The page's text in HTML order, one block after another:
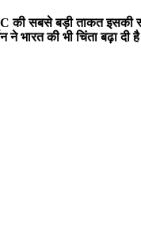
5C की सबसे बड़ी ताकत
की भी चिंता बढ़ा दी